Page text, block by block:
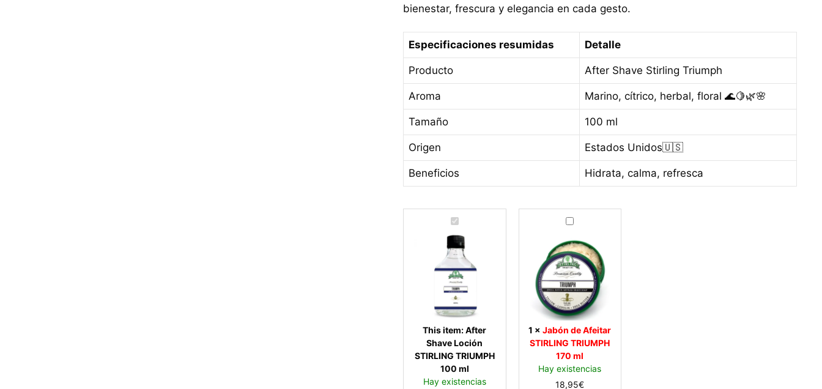
bienestar, frescura y elegancia en cada gesto.
Especificaciones resumidas Detalle
Producto After Shave Stirling Triumph
Aroma Marino, cítrico, herbal, floral 🌊🍋🌿🌸
Tamaño 100 ml
Origen Estados Unidos🇺🇸
Beneficios Hidrata, calma, refresca
A
f
t
e
r
S
h
a
e
L
o
c
This item: After
Shave Loción
STIRLING TRIUMPH
100 ml
Hay existencias
J
b
ó
n
d
e
A
e
i
t
a
1 ×Jabón de Afeitar
STIRLING TRIUMPH
170 ml
Hay existencias
18,95€